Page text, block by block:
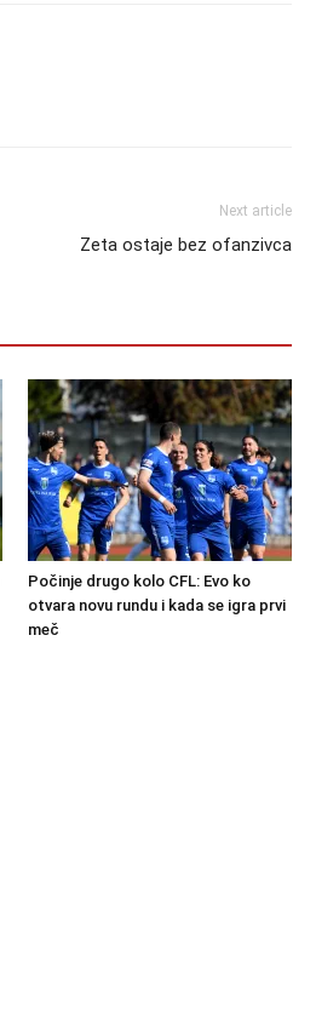
Next article
Zeta ostaje bez ofanzivca
Počinje drugo kolo CFL: Evo ko
otvara novu rundu i kada se igra prvi
meč